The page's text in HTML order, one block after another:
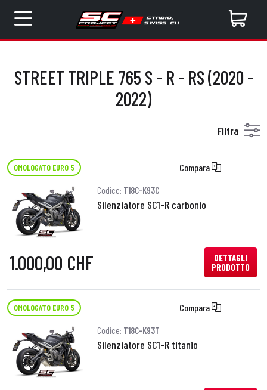
STREET TRIPLE 765 S - R - RS (2020 -
2022)
Filtra
OMOLOGATO EURO 5 Compara
Codice: T18C-K93C
Silenziatore SC1-R carbonio
1.000,00 CHF
DETTAGLI
PRODOTTO
OMOLOGATO EURO 5 Compara
Codice: T18C-K93T
Silenziatore SC1-R titanio